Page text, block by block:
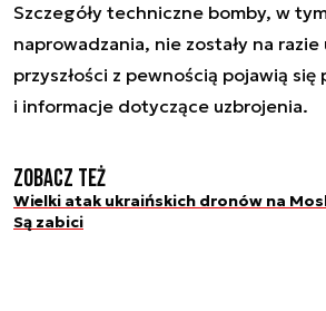
Szczegóły techniczne bomby, w
naprowadzania, nie zostały na
przyszłości z pewnością pojawią
i informacje dotyczące uzbrojenia.
Zobacz też
Wielki atak ukraińskich dronów na
Są zabici